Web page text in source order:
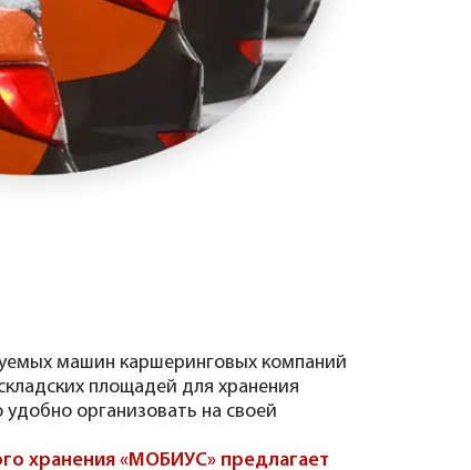
машин каршеринговых компаний
площадей для хранения
организовать на своей
хранения «МОБИУС» предлагает